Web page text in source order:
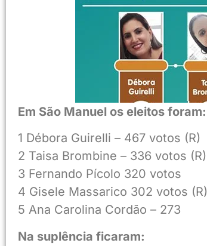
Em São Manuel os eleitos foram:
1 Débora Guirelli – 467 votos (R)
2 Taisa Brombine – 336 votos (R)
3 Fernando Pícolo 320 votos
4 Gisele Massarico 302 votos (R)
5 Ana Carolina Cordão – 273
Na suplência ficaram: